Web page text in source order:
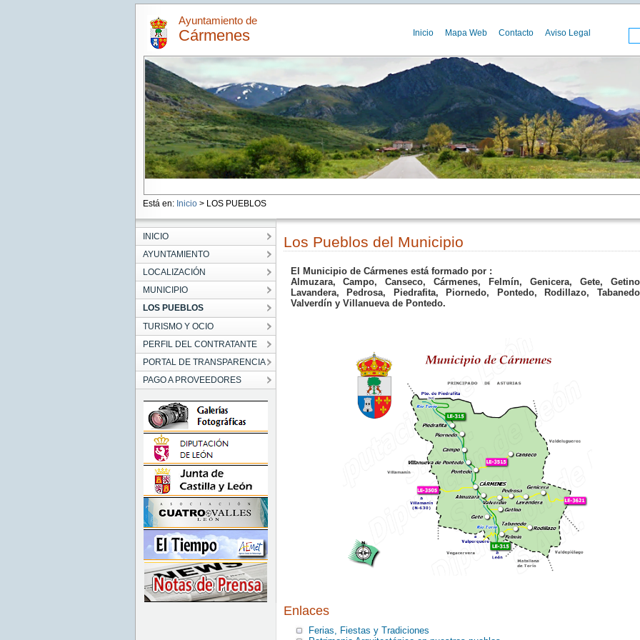
Ayuntamiento de
Cármenes Inicio Mapa Web Contacto Aviso Legal
Está en: Inicio > LOS PUEBLOS
INICIO
AYUNTAMIENTO
LOCALIZACIÓN
MUNICIPIO
LOS PUEBLOS
TURISMO Y OCIO
PERFIL DEL CONTRATANTE
PORTAL DE TRANSPARENCIA
PAGO A PROVEEDORES
Los Pueblos del Municipio
El Municipio de Cármenes está formado por :
Almuzara, Campo, Canseco, Cármenes, Felmín, Genicera, Gete,
Lavandera, Pedrosa, Piedrafita, Piornedo, Pontedo, Rodillazo,
Valverdín y Villanueva de Pontedo.
Enlaces
Ferias, Fiestas y Tradiciones